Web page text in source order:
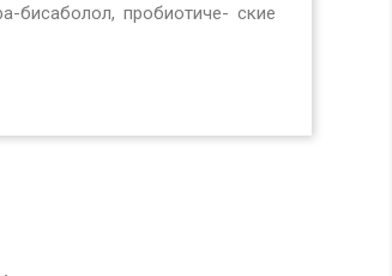
бисаболол, пробиотиче- ские